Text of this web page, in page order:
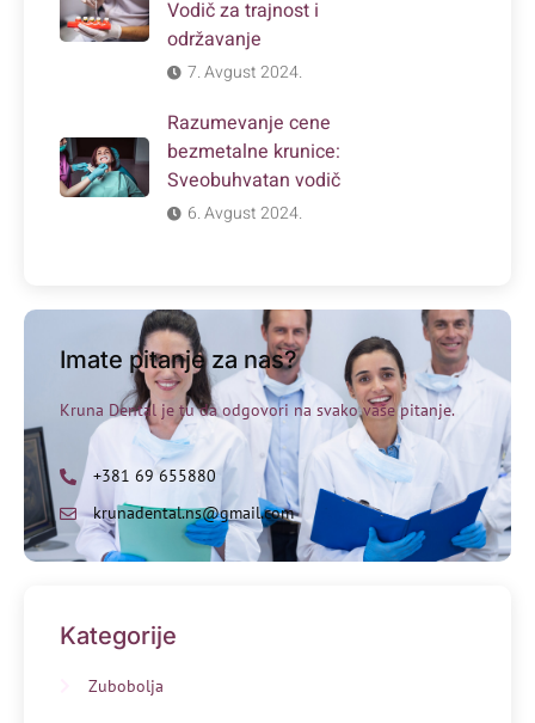
Vodič za trajnost i
održavanje
7. Avgust 2024.
Razumevanje cene
bezmetalne krunice:
Sveobuhvatan vodič
6. Avgust 2024.
Imate pitanje za nas?
Kruna Dental je tu da odgovori na svako vaše pitanje.
+381 69 655880
krunadental.ns@gmail.com
Kategorije
Zubobolja